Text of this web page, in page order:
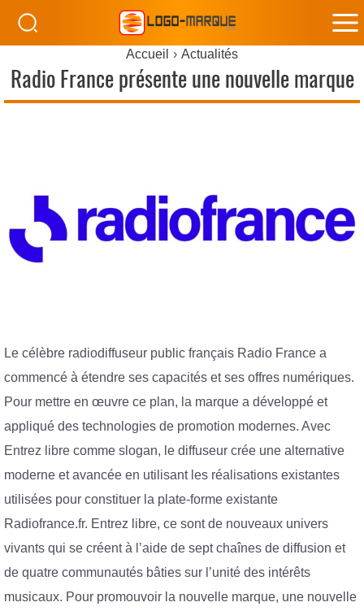
Accueil Actualités
Radio France présente une nouvelle marque
Le célèbre radiodiffuseur public français Radio France a
commencé à étendre ses capacités et ses offres numériques.
Pour mettre en œuvre ce plan, la marque a développé et
appliqué des technologies de promotion modernes. Avec
Entrez libre comme slogan, le diffuseur crée une alternative
moderne et avancée en utilisant les réalisations existantes
utilisées pour constituer la plate-forme existante
Radiofrance.fr. Entrez libre, ce sont de nouveaux univers
vivants qui se créent à l’aide de sept chaînes de diffusion et
de quatre communautés bâties sur l’unité des intérêts
musicaux. Pour promouvoir la nouvelle marque, une nouvelle